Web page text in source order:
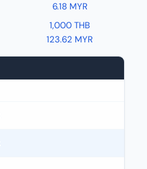
6.18 MYR
1,000 THB
123.62 MYR